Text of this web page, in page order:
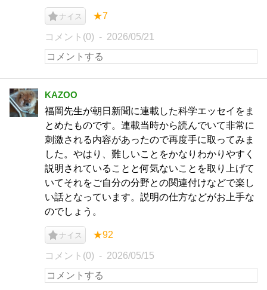
ナイス ★7
コメント(0) 2026/05/21
KAZOO
福岡先生が朝日新聞に連載した科学エッセイをま
とめたものです。連載当時から読んでいて非常に
刺激される内容があったので再度手に取ってみま
した。やはり、難しいことをかなりわかりやすく
説明されていることと何気ないことを取り上げて
いてそれをご自分の分野との関連付けなどで楽し
い話となっています。説明の仕方などがお上手な
のでしょう。
ナイス ★92
コメント(0) 2026/05/15